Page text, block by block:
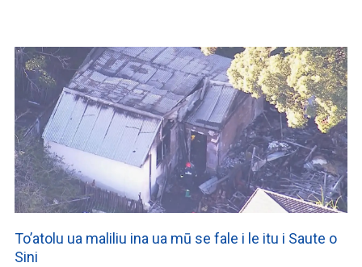
To’atolu ua maliliu ina ua mū se fale i le itu i Saute o
Sini